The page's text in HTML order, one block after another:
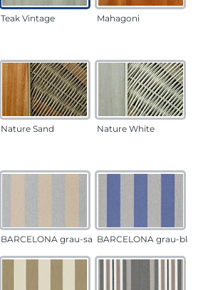
Teak Vintage Mahagoni
Nature Sand Nature White
BARCELONA grau-sandBARCELONA grau-blau